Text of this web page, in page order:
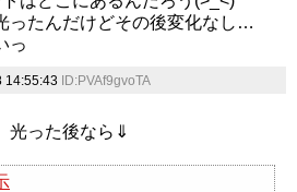
ったんだけどその後変化なし…
っ
14:55:43 ID:PVAf9gvoTA
光った後なら⇓